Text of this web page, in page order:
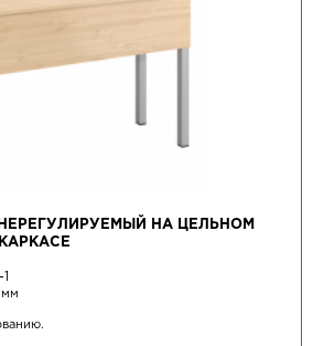
НА ЦЕЛЬНОМ